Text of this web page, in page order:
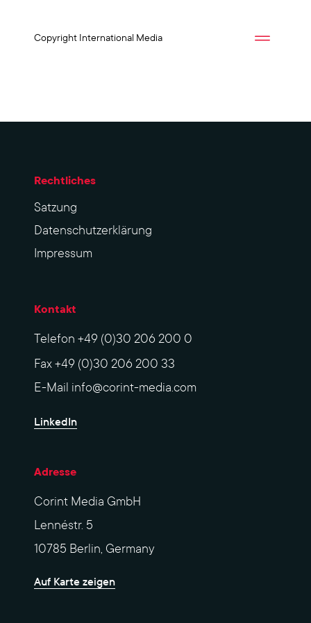
Copyright International Media
Rechtliches
Sat­zung
Datenschutzerklärung
Impres­sum
Kontakt
Telefon +49 (0)30 206 200 0
Fax+49 (0)30 206 200 33
E-Mail info@corint-media.com
LinkedIn
Adresse
Corint Media GmbH
Lennéstr. 5
10785 Berlin, Germany
Auf Karte zeigen